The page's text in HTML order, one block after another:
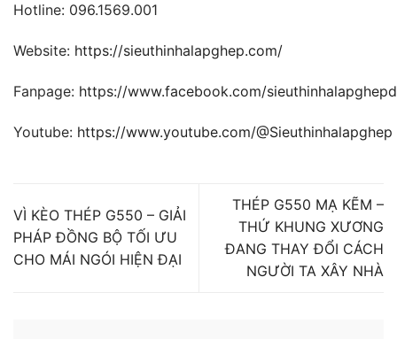
Hotline: 096.1569.001
Website: https://sieuthinhalapghep.com/
Fanpage: https://www.facebook.com/
Youtube: https://www.youtube.com/@Sieuthinhalapghep
VÌ KÈO THÉP G550 – GIẢI
PHÁP ĐỒNG BỘ TỐI ƯU
CHO MÁI NGÓI HIỆN ĐẠI
THÉP G550 MẠ KẼM –
THỨ KHUNG XƯƠNG
ĐANG THAY ĐỔI CÁCH
NGƯỜI TA XÂY NHÀ